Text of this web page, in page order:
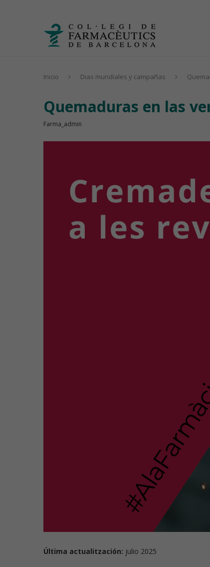
Inicio Dias mundiales y campañas
Quemaduras en las
Farma_admin
Última actualitzación: julio 2025